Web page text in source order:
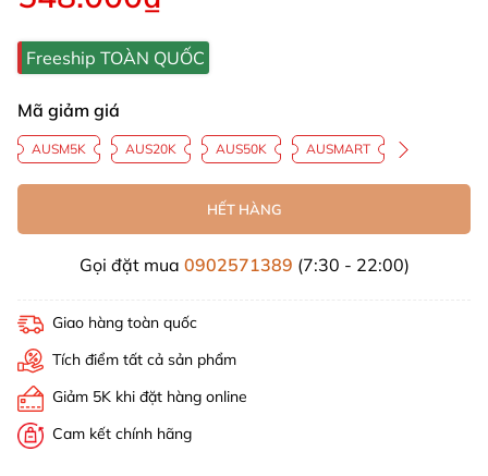
Freeship TOÀN QUỐC
Mã giảm giá
AUSM5K AUS20K AUS50K AUSMART
HẾT HÀNG
Gọi đặt mua 0902571389 (7:30 - 22:00)
Giao hàng toàn quốc
Tích điểm tất cả sản phẩm
Giảm 5K khi đặt hàng online
Cam kết chính hãng